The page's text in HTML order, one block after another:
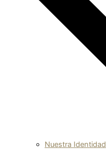
Nuestra Identidad